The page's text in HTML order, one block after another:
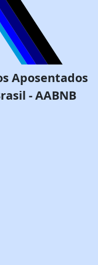
Aposentados
- AABNB